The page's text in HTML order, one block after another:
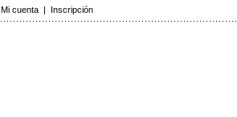
Mi cuenta | Inscripción